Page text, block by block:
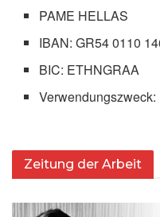
PAME HELLAS
IBAN: GR54 0110
BIC: ETHNGRAA
Zeitung der Arbeit